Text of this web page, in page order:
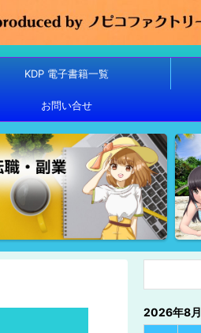
KDP 電子書籍一覧
お問い合せ
2026年8月